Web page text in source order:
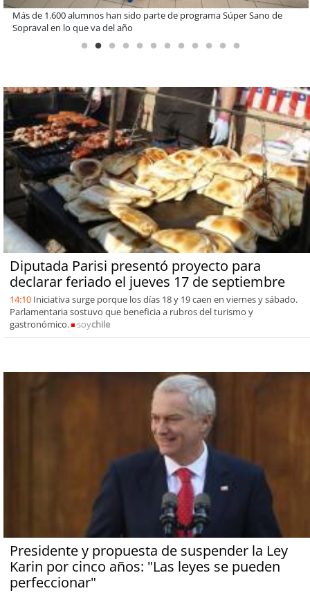
Miguel Palacios asume la presidencia de Magallanes Puerto
Sostenible con foco en la vinculación ciudadana
Diputada Parisi presentó proyecto para
declarar feriado el jueves 17 de septiembre
14:10 Iniciativa surge porque los días 18 y 19 caen en viernes y sábado.
Parlamentaria sostuvo que beneficia a rubros del turismo y
gastronómico.
soychile
Presidente y propuesta de suspender la Ley
Karin por cinco años: "Las leyes se pueden
perfeccionar"